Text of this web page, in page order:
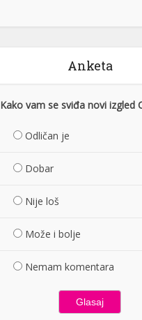
Anketa
Kako vam se sviđa novi izgled
Odličan je
Dobar
Nije loš
Može i bolje
Nemam komentara